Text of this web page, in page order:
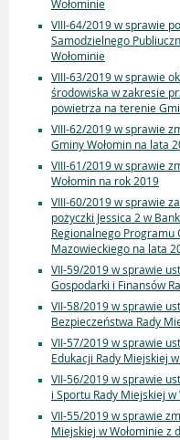
Wołominie
VIII-64/2019 w sprawie
Samodzielnego
Wołominie
VIII-63/2019 w sprawie
środowiska w zakresie
powietrza na terenie
VIII-62/2019 w sprawie
Gminy Wołomin na lata
VIII-61/2019 w sprawie
Wołomin na rok 2019
VIII-60/2019 w sprawie
pożyczki Jessica 2 w
Regionalnego Programu
Mazowieckiego na lata
VII-59/2019 w sprawie
Gospodarki i Finansów
VII-58/2019 w sprawie
Bezpieczeństwa Rady
VII-57/2019 w sprawie
Edukacji Rady Miejskiej
VII-56/2019 w sprawie
i Sportu Rady Miejskiej w
VII-55/2019 w sprawie
Miejskiej w Wołominie z